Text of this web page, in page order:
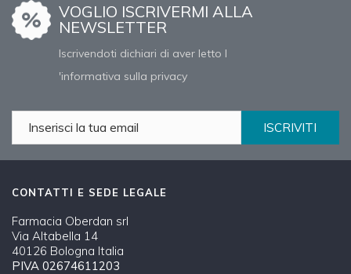
VOGLIO ISCRIVERMI ALLA
NEWSLETTER
Iscrivendoti dichiari di aver letto l
'informativa sulla privacy
ISCRIVITI
CONTATTI E SEDE LEGALE
Farmacia Oberdan srl
Via Altabella 14
40126 Bologna Italia
PIVA 02674611203